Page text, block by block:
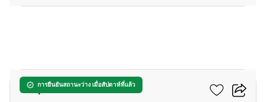
การยืนยันสถานะว่าง เมื่อสัปดาห์ที่แล้ว
มารุ ลาดพร้าว 15